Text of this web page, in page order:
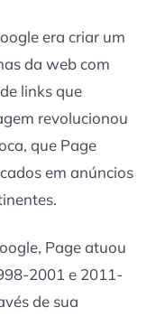
era criar um
da web com
links que
revolucionou
que Page
em anúncios
Page atuou
2001 e 2011-
de sua